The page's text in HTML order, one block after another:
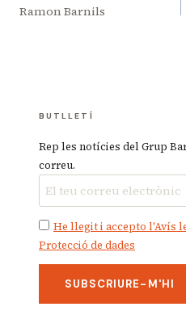
Ramon Barnils
BUTLLETÍ
Rep les notícies del Grup
correu.
He llegit i accepto l'Avís
Protecció de dades